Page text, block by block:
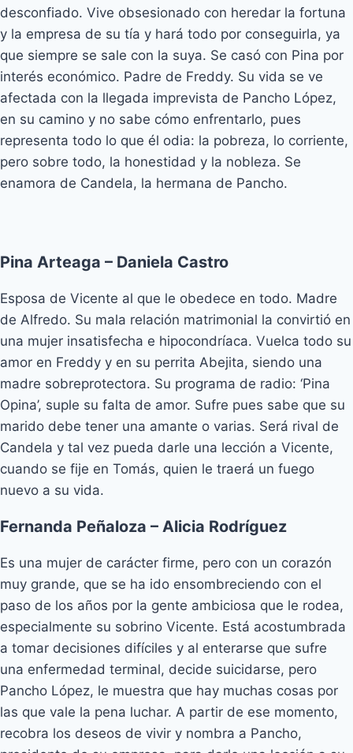
desconfiado. Vive obsesionado con heredar la fortuna
y la empresa de su tía y hará todo por conseguirla, ya
que siempre se sale con la suya. Se casó con Pina por
interés económico. Padre de Freddy. Su vida se ve
afectada con la llegada imprevista de Pancho López,
en su camino y no sabe cómo enfrentarlo, pues
representa todo lo que él odia: la pobreza, lo corriente,
pero sobre todo, la honestidad y la nobleza. Se
enamora de Candela, la hermana de Pancho.
Pina Arteaga – Daniela Castro
Esposa de Vicente al que le obedece en todo. Madre
de Alfredo. Su mala relación matrimonial la convirtió en
una mujer insatisfecha e hipocondríaca. Vuelca todo su
amor en Freddy y en su perrita Abejita, siendo una
madre sobreprotectora. Su programa de radio: ‘Pina
Opina’, suple su falta de amor. Sufre pues sabe que su
marido debe tener una amante o varias. Será rival de
Candela y tal vez pueda darle una lección a Vicente,
cuando se fije en Tomás, quien le traerá un fuego
nuevo a su vida.
Fernanda Peñaloza – Alicia Rodríguez
Es una mujer de carácter firme, pero con un corazón
muy grande, que se ha ido ensombreciendo con el
paso de los años por la gente ambiciosa que le rodea,
especialmente su sobrino Vicente. Está acostumbrada
a tomar decisiones difíciles y al enterarse que sufre
una enfermedad terminal, decide suicidarse, pero
Pancho López, le muestra que hay muchas cosas por
las que vale la pena luchar. A partir de ese momento,
recobra los deseos de vivir y nombra a Pancho,